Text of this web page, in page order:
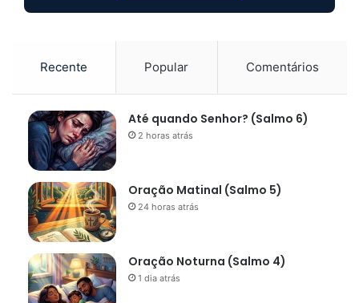
Recente Popular Comentários
Até quando Senhor? (Salmo 6)
2 horas atrás
Oração Matinal (Salmo 5)
24 horas atrás
Oração Noturna (Salmo 4)
1 dia atrás